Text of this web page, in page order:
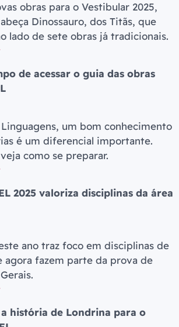
obras para o Vestibular 2025,
Dinossauro, dos Titãs, que
lado de sete obras já tradicionais.
de acessar o guia das obras
um bom conhecimento
é um diferencial importante.
como se preparar.
2025 valoriza disciplinas da área
ano traz foco em disciplinas de
agora fazem parte da prova de
a história de Londrina para o